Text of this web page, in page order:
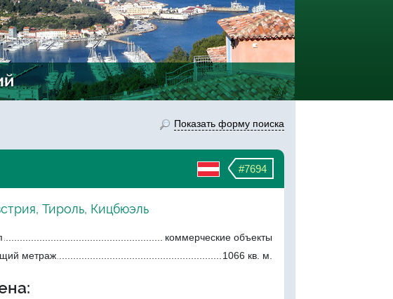
Показать форму поиска
#7694
Тироль, Кицбюэль
коммерческие объекты
метраж
1066 кв. м.